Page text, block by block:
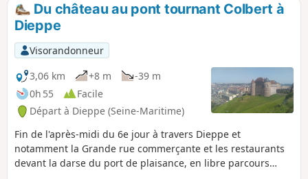
Du château au pont tournant Colbert à
Dieppe
Visorandonneur
3,06 km
+8 m
-39 m
0h 55
Facile
Départ à Dieppe (Seine-Maritime)
Fin de l'après-midi du 6e jour à travers Dieppe et
notamment la Grande rue commerçante et les restaurants
devant la darse du port de plaisance, en libre parcours